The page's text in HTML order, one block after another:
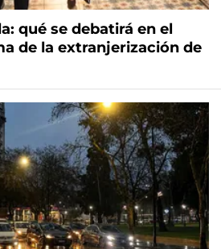
qué se debatirá en el
de la extranjerización de